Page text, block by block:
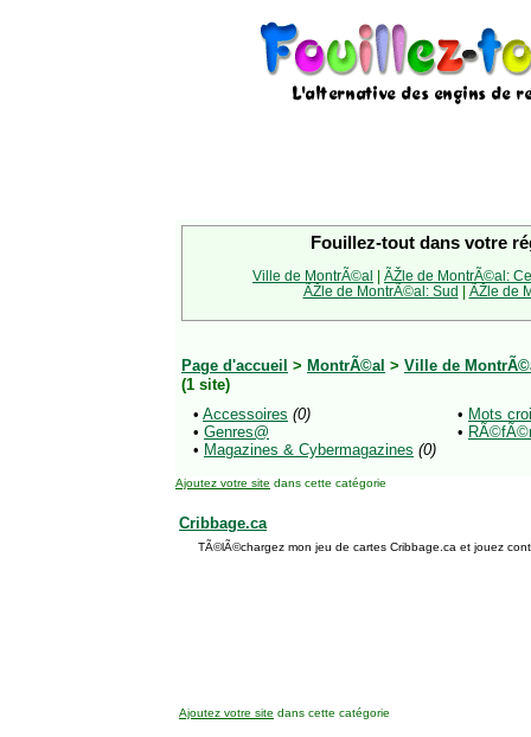
Fouillez-tout dans votre
Ville de MontrÃ©al | ÃŽle de MontrÃ©al:
ÃŽle de MontrÃ©al: Sud | ÃŽle de
Page d'accueil > MontrÃ©al > Ville de
(1 site)
• Accessoires (0)
• Genres@
• Magazines & Cybermagazines (0)
• Mots
•
Ajoutez votre site dans cette catégorie
Cribbage.ca
TÃ©lÃ©chargez mon jeu de cartes Cribbage.ca et jouez
Ajoutez votre site dans cette catégorie